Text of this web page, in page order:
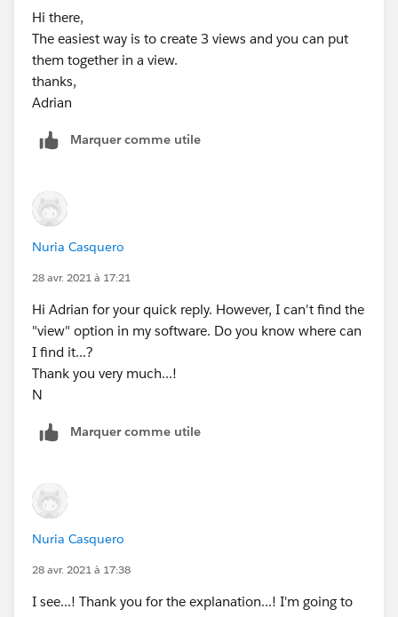
Hi there,
The easiest way is to create 3 views and you can put
them together in a view.
thanks,
Adrian
Marquer comme utile
Nuria Casquero
28 avr. 2021 à 17:21
Hi Adrian for your quick reply. However, I can't find the
"view" option in my software. Do you know where can
I find it...?
Thank you very much...!
N
Marquer comme utile
Nuria Casquero
28 avr. 2021 à 17:38
I see...! Thank you for the explanation...! I'm going to